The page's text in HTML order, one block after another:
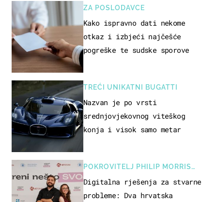
ZA POSLODAVCE
Kako ispravno dati nekome
otkaz i izbjeći najčešće
pogreške te sudske sporove
TREĆI UNIKATNI BUGATTI
Nazvan je po vrsti
srednjovjekovnog viteškog
konja i visok samo metar
POKROVITELJ PHILIP MORRIS
ZAGREB
Digitalna rješenja za stvarne
probleme: Dva hrvatska